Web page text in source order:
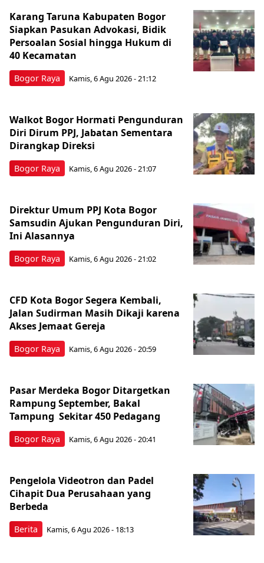
Bogor Raya
Karang Taruna Kabupaten Bogor
Siapkan Pasukan Advokasi, Bidik
Persoalan Sosial hingga Hukum di
40 Kecamatan
Kamis, 6 Agu 2026 - 21:12
Bogor Raya
Walkot Bogor Hormati Pengunduran
Diri Dirum PPJ, Jabatan Sementara
Dirangkap Direksi
Kamis, 6 Agu 2026 - 21:07
Bogor Raya
Direktur Umum PPJ Kota Bogor
Samsudin Ajukan Pengunduran Diri,
Ini Alasannya
Kamis, 6 Agu 2026 - 21:02
Bogor Raya
CFD Kota Bogor Segera Kembali,
Jalan Sudirman Masih Dikaji karena
Akses Jemaat Gereja
Kamis, 6 Agu 2026 - 20:59
Bogor Raya
Pasar Merdeka Bogor Ditargetkan
Rampung September, Bakal
Tampung Sekitar 450 Pedagang
Kamis, 6 Agu 2026 - 20:41
Berita
Pengelola Videotron dan Padel
Cihapit Dua Perusahaan yang
Berbeda
Kamis, 6 Agu 2026 - 18:13